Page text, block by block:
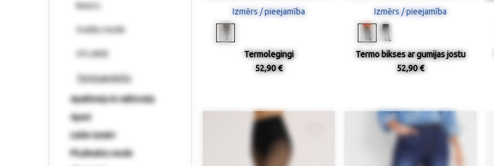
Basics
Svētku mode
ATLAIDE
Termoapģērbs
Apakšveļa & naktsveļa
Apavi
Lielie izmēri
Pludmales mode
Izmērs / pieejamība
Termolegingi
52,90 €
Izmērs / pieejamība
Termo bikses ar gumijas jostu
52,90 €